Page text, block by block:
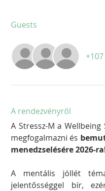
Guests
A rendezvényről
A Stressz-M a
megfogalmazni és
menedzselésére 2026-
A mentális jóllét
jelentősséggel bír,